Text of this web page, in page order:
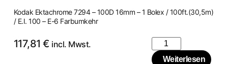
Kodak Ektachrome 7294 – 100D 16mm – 1 Bolex / 100ft.(30,5m)
/ E.I. 100 – E-6 Farbumkehr
117,81€ incl. Mwst.
Weiterlesen